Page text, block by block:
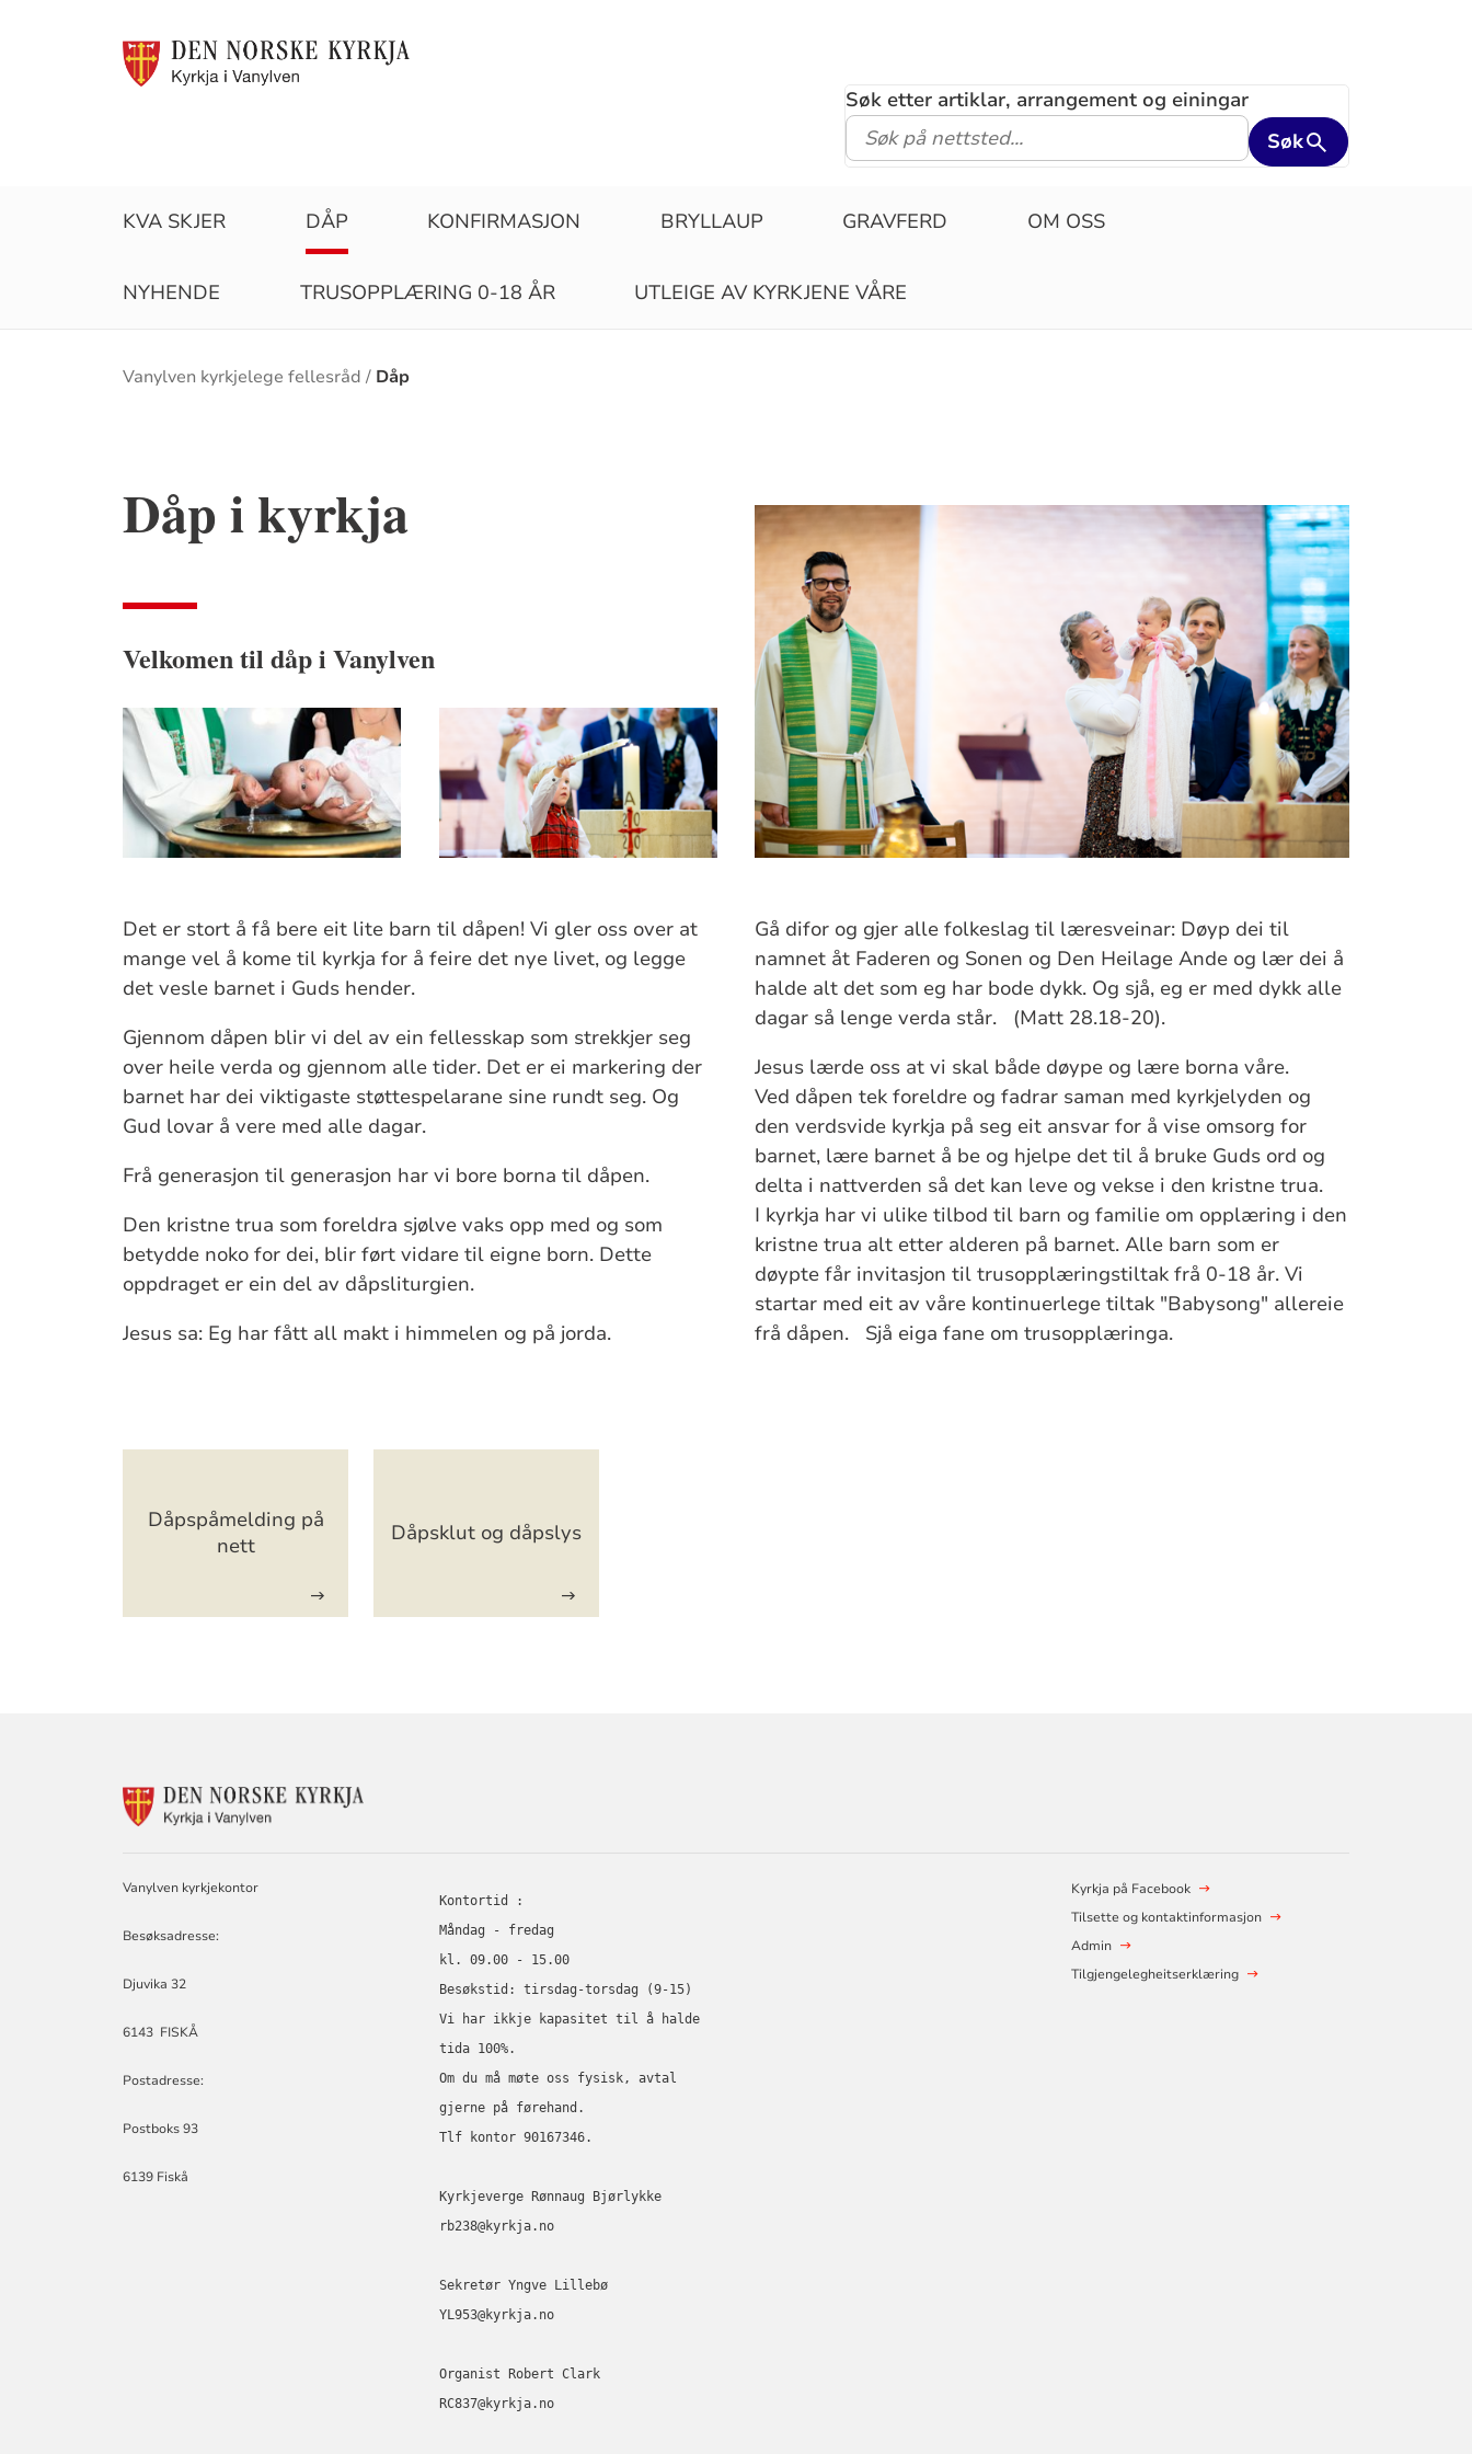
Søk etter artiklar, arrangement og einingar
Søk
KVA SKJER DÅP KONFIRMASJON BRYLLAUP GRAVFERD OM OSS
NYHENDE TRUSOPPLÆRING 0-18 ÅR UTLEIGE AV KYRKJENE VÅRE
Brødsmulesti
Vanylven kyrkjelege fellesråd Dåp
Dåp i kyrkja
Velkomen til dåp i Vanylven
Det er stort å få bere eit lite barn til dåpen! Vi gler oss over at
mange vel å kome til kyrkja for å feire det nye livet, og legge
det vesle barnet i Guds hender.
Gjennom dåpen blir vi del av ein fellesskap som strekkjer seg
over heile verda og gjennom alle tider. Det er ei markering der
barnet har dei viktigaste støttespelarane sine rundt seg. Og
Gud lovar å vere med alle dagar.
Frå generasjon til generasjon har vi bore borna til dåpen.
Den kristne trua som foreldra sjølve vaks opp med og som
betydde noko for dei, blir ført vidare til eigne born. Dette
oppdraget er ein del av dåpsliturgien.
Jesus sa: Eg har fått all makt i himmelen og på jorda.
Gå difor og gjer alle folkeslag til læresveinar: Døyp dei til
namnet åt Faderen og Sonen og Den Heilage Ande og lær dei å
halde alt det som eg har bode dykk. Og sjå, eg er med dykk alle
dagar så lenge verda står. (Matt 28.18-20).
Jesus lærde oss at vi skal både døype og lære borna våre.
Ved dåpen tek foreldre og fadrar saman med kyrkjelyden og
den verdsvide kyrkja på seg eit ansvar for å vise omsorg for
barnet, lære barnet å be og hjelpe det til å bruke Guds ord og
delta i nattverden så det kan leve og vekse i den kristne trua.
I kyrkja har vi ulike tilbod til barn og familie om opplæring i den
kristne trua alt etter alderen på barnet. Alle barn som er
døypte får invitasjon til trusopplæringstiltak frå 0-18 år. Vi
startar med eit av våre kontinuerlege tiltak "Babysong" allereie
frå dåpen. Sjå eiga fane om trusopplæringa.
Dåpspåmelding på
nett
Dåpsklut og dåpslys
KONTAKTINFORMASJON
Vanylven kyrkjekontor
Besøksadresse:
Djuvika 32
6143 FISKÅ
Postadresse:
Postboks 93
6139 Fiskå
Kontortid :
Måndag - fredag
kl. 09.00 - 15.00
Besøkstid: tirsdag-torsdag (9-15)
Vi har ikkje kapasitet til å halde
tida 100%.
Om du må møte oss fysisk, avtal
gjerne på førehand.
Tlf kontor 90167346.
Kyrkjeverge Rønnaug Bjørlykke
rb238@kyrkja.no
Sekretør Yngve Lillebø
YL953@kyrkja.no
Organist Robert Clark
RC837@kyrkja.no
Kyrkja på Facebook
Tilsette og kontaktinformasjon
Admin
Tilgjengelegheitserklæring